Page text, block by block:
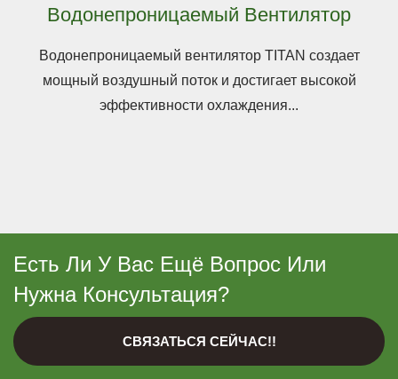
Водонепроницаемый Вентилятор
Водонепроницаемый вентилятор TITAN создает
мощный воздушный поток и достигает высокой
эффективности охлаждения...
Есть Ли У Вас Ещё Вопрос Или
Нужна Консультация?
СВЯЗАТЬСЯ СЕЙЧАС!!